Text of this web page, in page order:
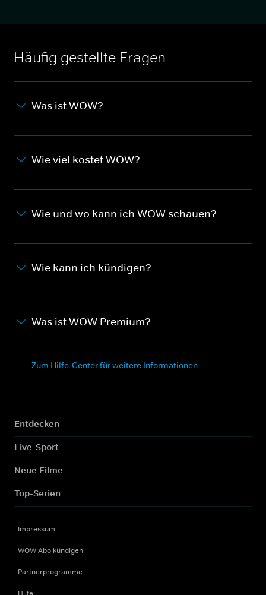
Häufig gestellte Fragen
Was ist WOW?
Wie viel kostet WOW?
Wie und wo kann ich WOW schauen?
Wie kann ich kündigen?
Was ist WOW Premium?
Zum Hilfe-Center für weitere Informationen
Entdecken
Live-Sport
Neue Filme
Top-Serien
Impressum
WOW Abo kündigen
Partnerprogramme